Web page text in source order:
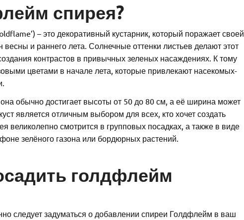
спирея?
– это декоративный кустарник, который поражает своей
весны и раннего лета. Солнечные оттенки листьев делают этот
контрастов в привычных зеленых насаждениях. К тому
цветами в начале лета, которые привлекают насекомых-
обычно достигает высоты от 50 до 80 см, а её ширина может
является отличным выбором для всех, кто хочет создать
смотрится в групповых посадках, а также в виде
зелёного газона или бордюрных растений.
голдфлейм
следует задуматься о добавлении спиреи Голдфлейм в ваш